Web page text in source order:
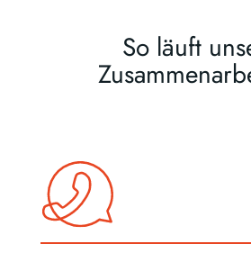
So läuft